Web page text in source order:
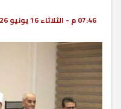
07:46 م - الثلاثاء 16 يونيو 2026